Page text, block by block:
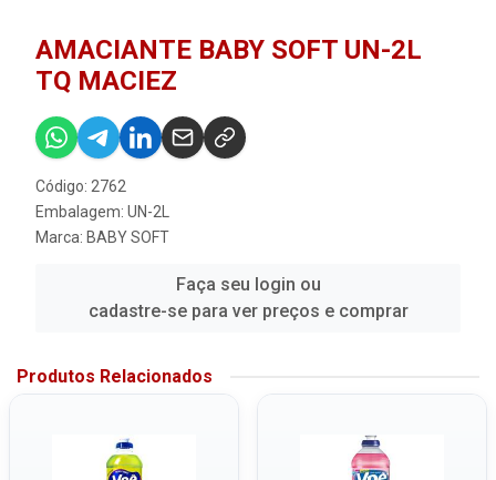
AMACIANTE BABY SOFT UN-2L
TQ MACIEZ
Código: 2762
Embalagem: UN-2L
Marca: BABY SOFT
Faça seu login ou
cadastre-se para ver preços e comprar
Produtos Relacionados